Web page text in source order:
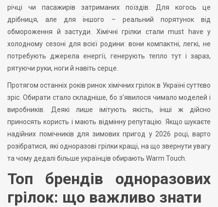
річці чи пасажирів затриманих поїздів. Для когось це
дрібниця, але для іншого – реальний порятунок від
обмороження й застуди. Хімічні грілки стали must have у
холодному сезоні для всієї родини: вони компактні, легкі, не
потребують джерела енергії, генерують тепло тут і зараз,
рятуючи руки, ноги й навіть серце.
Протягом останніх років ринок хімічних грілок в Україні суттєво
зріс. Обирати стало складніше, бо з’явилося чимало моделей і
виробників. Деякі лише імітують якість, інші ж дійсно
приносять користь і мають відмінну репутацію. Якщо шукаєте
надійних помічників для зимових пригод у 2026 році, варто
розібратися, які одноразові грілки кращі, на що звернути увагу
та чому дедалі більше українців обирають Warm Touch.
Топ брендів одноразових
грілок: що важливо знати